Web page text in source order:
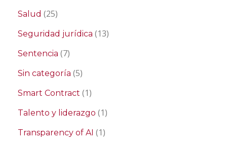
Salud (25)
Seguridad jurídica (13)
Sentencia (7)
Sin categoría (5)
Smart Contract (1)
Talento y liderazgo (1)
Transparency of AI (1)